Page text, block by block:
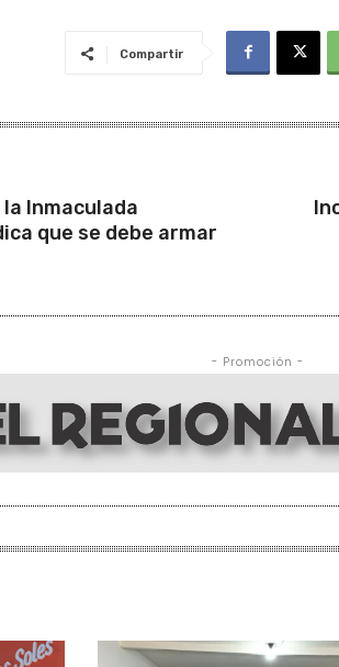
Compartir
la Inmaculada
que se debe armar
- Promoción -